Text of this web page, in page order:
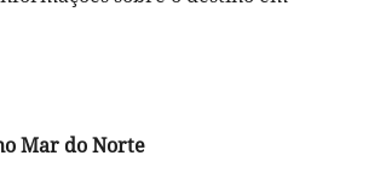
Mar do Norte